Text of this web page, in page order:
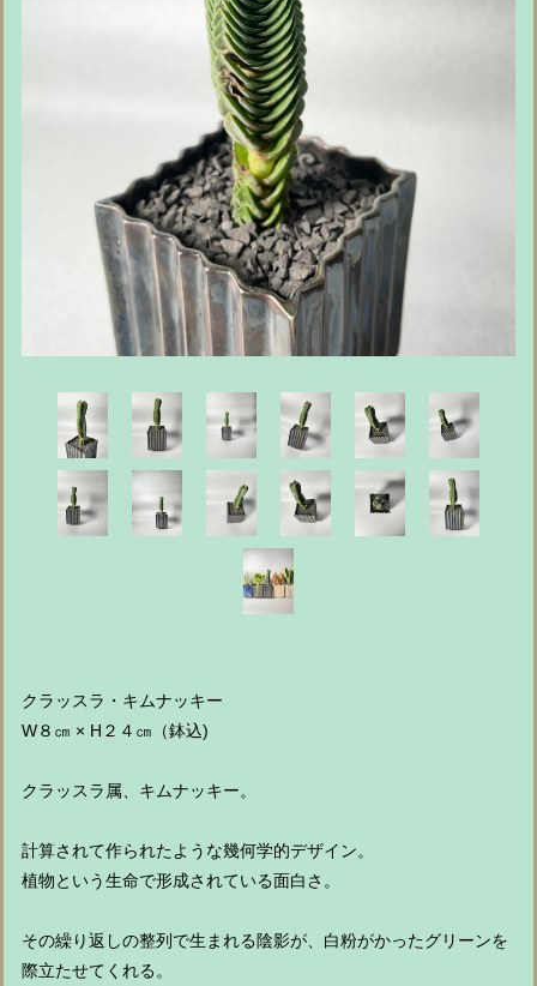
クラッスラ・キムナッキー
W８㎝ × H２４㎝（鉢込)
クラッスラ属、キムナッキー。
計算されて作られたような幾何学的デザイン。
植物という生命で形成されている面白さ。
その繰り返しの整列で生まれる陰影が、白粉がかったグリーンを
際立たせてくれる。